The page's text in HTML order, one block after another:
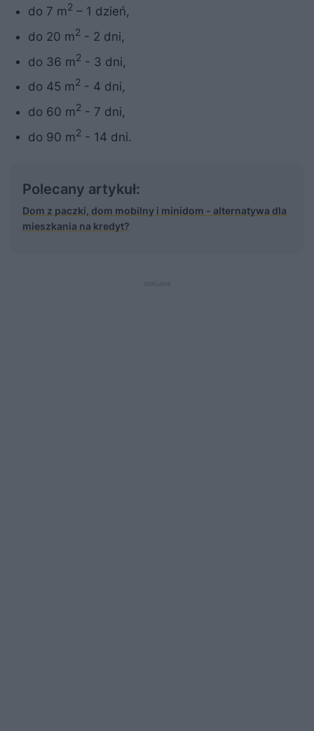
do 7 m2 – 1 dzień,
do 20 m2 - 2 dni,
do 36 m2 - 3 dni,
do 45 m2 - 4 dni,
do 60 m2 - 7 dni,
do 90 m2 - 14 dni.
Polecany artykuł:
Dom z paczki, dom mobilny i minidom - alternatywa dla
mieszkania na kredyt?